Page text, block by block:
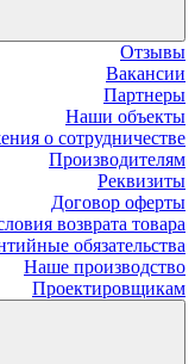
Отзывы
Вакансии
Партнеры
Наши объекты
о сотрудничестве
Производителям
Реквизиты
Договор оферты
возврата товара
обязательства
Наше производство
Проектировщикам